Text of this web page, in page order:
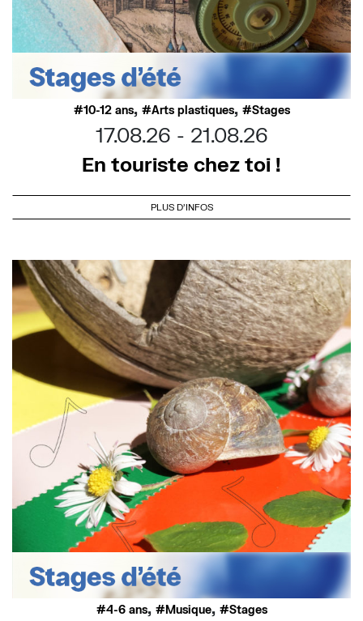
10-12 ans, Arts plastiques, Stages
17.08.26
21.08.26
En touriste chez toi !
PLUS D'INFOS
4-6 ans, Musique, Stages